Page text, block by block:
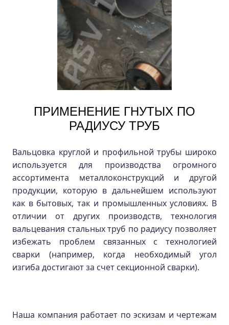
ПРИМЕНЕНИЕ ГНУТЫХ ПО
РАДИУСУ ТРУБ
Вальцовка круглой и профильной трубы широко
используется для производства огромного
ассортимента металлоконструкций и другой
продукции, которую в дальнейшем используют
как в бытовых, так и промышленных условиях. В
отличии от других производств, технология
вальцевания стальных труб по радиусу позволяет
избежать проблем связанных с технологией
сварки (например, когда необходимый угол
изгиба достигают за счет секционной сварки).
Наша компания работает по эскизам и чертежам